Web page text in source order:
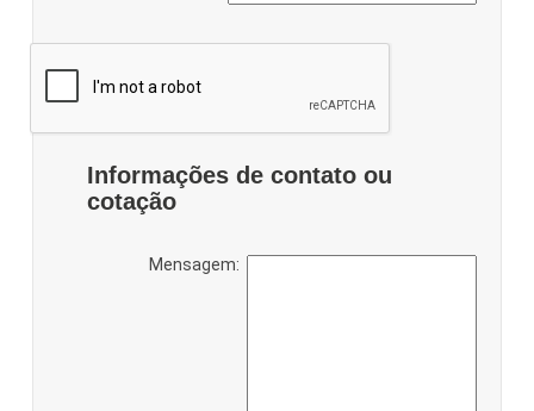
Informações de contato ou
cotação
Mensagem: